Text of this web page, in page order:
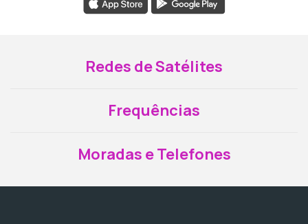
Redes de Satélites
Frequências
Moradas e Telefones